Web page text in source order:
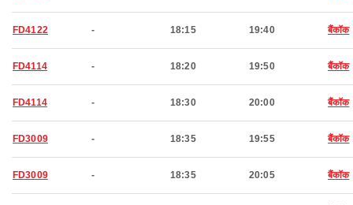
FD4122 - 18:15 19:40 बैंकॉक
FD4114 - 18:20 19:50 बैंकॉक
FD4114 - 18:30 20:00 बैंकॉक
FD3009 - 18:35 19:55 बैंकॉक
FD3009 - 18:35 20:05 बैंकॉक